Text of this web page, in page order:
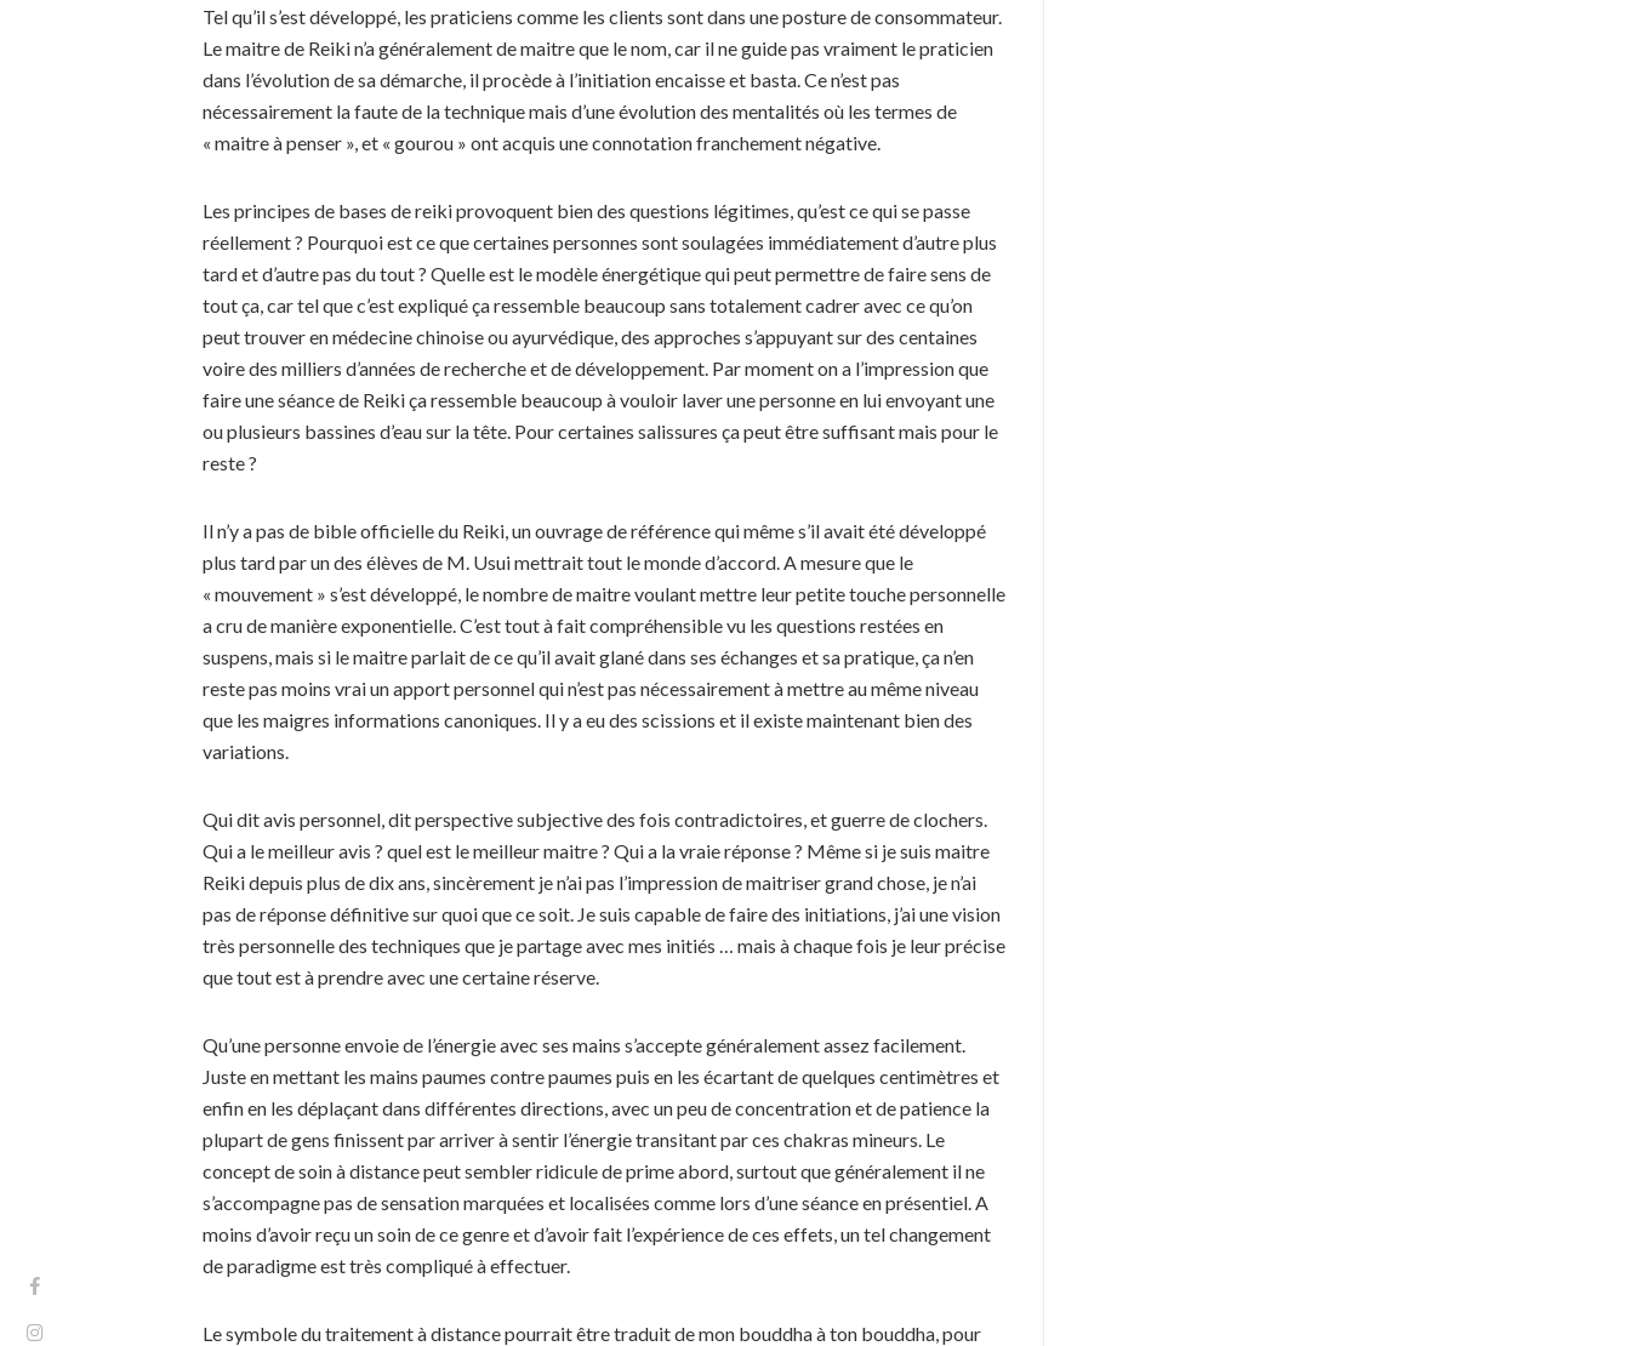
Tel qu’il s’est développé, les praticiens comme les clients sont dans une posture de consommateur.
Le maitre de Reiki n’a généralement de maitre que le nom, car il ne guide pas vraiment le praticien
dans l’évolution de sa démarche, il procède à l’initiation encaisse et basta. Ce n’est pas
nécessairement la faute de la technique mais d’une évolution des mentalités où les termes de
« maitre à penser », et « gourou » ont acquis une connotation franchement négative.
Les principes de bases de reiki provoquent bien des questions légitimes, qu’est ce qui se passe
réellement ? Pourquoi est ce que certaines personnes sont soulagées immédiatement d’autre plus
tard et d’autre pas du tout ? Quelle est le modèle énergétique qui peut permettre de faire sens de
tout ça, car tel que c’est expliqué ça ressemble beaucoup sans totalement cadrer avec ce qu’on
peut trouver en médecine chinoise ou ayurvédique, des approches s’appuyant sur des centaines
voire des milliers d’années de recherche et de développement. Par moment on a l’impression que
faire une séance de Reiki ça ressemble beaucoup à vouloir laver une personne en lui envoyant une
ou plusieurs bassines d’eau sur la tête. Pour certaines salissures ça peut être suffisant mais pour le
reste ?
Il n’y a pas de bible officielle du Reiki, un ouvrage de référence qui même s’il avait été développé
plus tard par un des élèves de M. Usui mettrait tout le monde d’accord. A mesure que le
« mouvement » s’est développé, le nombre de maitre voulant mettre leur petite touche personnelle
a cru de manière exponentielle. C’est tout à fait compréhensible vu les questions restées en
suspens, mais si le maitre parlait de ce qu’il avait glané dans ses échanges et sa pratique, ça n’en
reste pas moins vrai un apport personnel qui n’est pas nécessairement à mettre au même niveau
que les maigres informations canoniques. Il y a eu des scissions et il existe maintenant bien des
variations.
Qui dit avis personnel, dit perspective subjective des fois contradictoires, et guerre de clochers.
Qui a le meilleur avis ? quel est le meilleur maitre ? Qui a la vraie réponse ? Même si je suis maitre
Reiki depuis plus de dix ans, sincèrement je n’ai pas l’impression de maitriser grand chose, je n’ai
pas de réponse définitive sur quoi que ce soit. Je suis capable de faire des initiations, j’ai une vision
très personnelle des techniques que je partage avec mes initiés … mais à chaque fois je leur précise
que tout est à prendre avec une certaine réserve.
Qu’une personne envoie de l’énergie avec ses mains s’accepte généralement assez facilement.
Juste en mettant les mains paumes contre paumes puis en les écartant de quelques centimètres et
enfin en les déplaçant dans différentes directions, avec un peu de concentration et de patience la
plupart de gens finissent par arriver à sentir l’énergie transitant par ces chakras mineurs. Le
concept de soin à distance peut sembler ridicule de prime abord, surtout que généralement il ne
s’accompagne pas de sensation marquées et localisées comme lors d’une séance en présentiel. A
moins d’avoir reçu un soin de ce genre et d’avoir fait l’expérience de ces effets, un tel changement
de paradigme est très compliqué à effectuer.
Le symbole du traitement à distance pourrait être traduit de mon bouddha à ton bouddha, pour